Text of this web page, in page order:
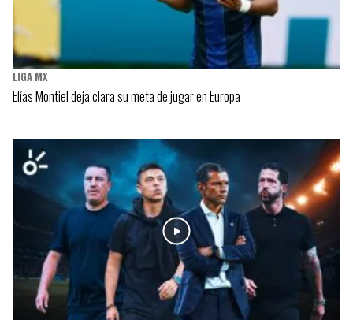
LIGA MX
Elías Montiel deja clara su meta de jugar en Europa